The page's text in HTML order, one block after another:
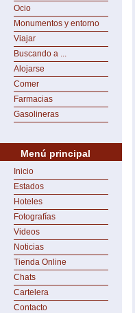
Ocio
Monumentos y entorno
Viajar
Buscando a ...
Alojarse
Comer
Farmacias
Gasolineras
Menú principal
Inicio
Estados
Hoteles
Fotografías
Videos
Noticias
Tienda Online
Chats
Cartelera
Contacto